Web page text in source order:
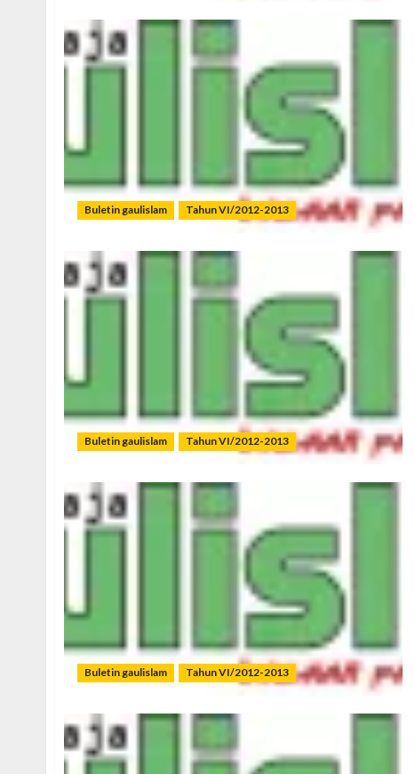
Buletin gaulislam Tahun VI/2012-2013
Buletin gaulislam Tahun VI/2012-2013
Buletin gaulislam Tahun VI/2012-2013